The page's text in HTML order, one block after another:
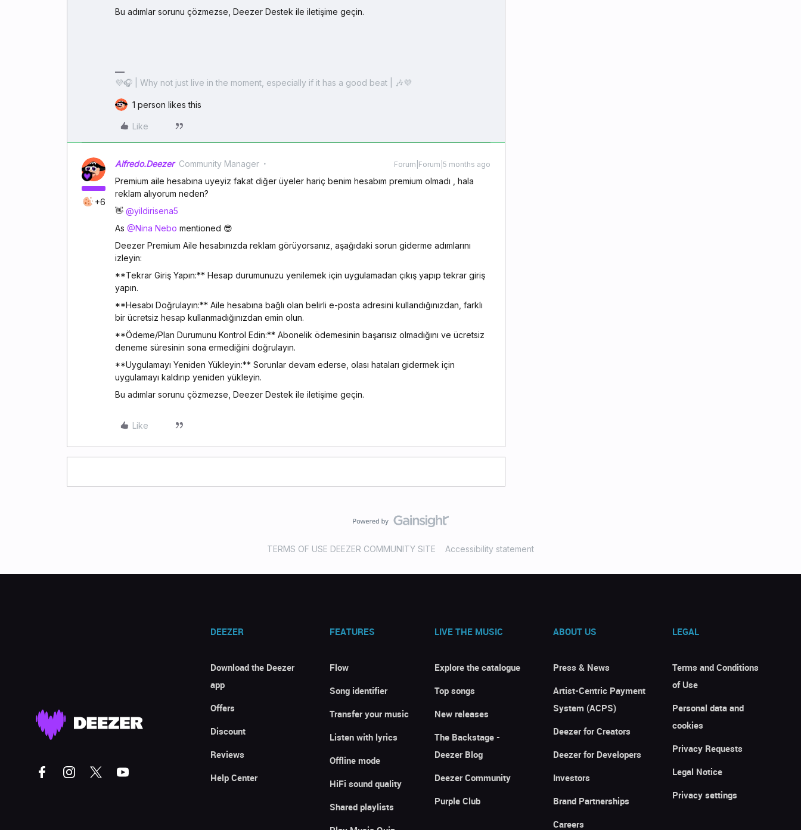
Bu adımlar sorunu çözmezse, Deezer Destek ile iletişime geçin.
💜🎧 | Why not just live in the moment, especially if it has a good beat | 🎶💜
1 person likes this
Like
+6
Alfredo.Deezer Community Manager Forum|Forum|5 months ago
Premium aile hesabına uyeyiz fakat diğer üyeler hariç benim hesabım premium olmadı , hala
reklam alıyorum neden?
👋 ​ @yildirisena5
As ​ @Nina Nebo mentioned 😎
Deezer Premium Aile hesabınızda reklam görüyorsanız, aşağıdaki sorun giderme adımlarını
izleyin:
**Tekrar Giriş Yapın:** Hesap durumunuzu yenilemek için uygulamadan çıkış yapıp tekrar giriş
yapın.
**Hesabı Doğrulayın:** Aile hesabına bağlı olan belirli e-posta adresini kullandığınızdan, farklı
bir ücretsiz hesap kullanmadığınızdan emin olun.
**Ödeme/Plan Durumunu Kontrol Edin:** Abonelik ödemesinin başarısız olmadığını ve ücretsiz
deneme süresinin sona ermediğini doğrulayın.
**Uygulamayı Yeniden Yükleyin:** Sorunlar devam ederse, olası hataları gidermek için
uygulamayı kaldırıp yeniden yükleyin.
Bu adımlar sorunu çözmezse, Deezer Destek ile iletişime geçin.
Like
TERMS OF USE DEEZER COMMUNITY SITE Accessibility statement
DEEZER
Download the Deezer
app
Offers
Discount
Reviews
Help Center
FEATURES
Flow
Song identifier
Transfer your music
Listen with lyrics
Offline mode
HiFi sound quality
Shared playlists
LIVE THE MUSIC
Explore the catalogue
Top songs
New releases
The Backstage -
Deezer Blog
Deezer Community
Purple Club
ABOUT US
Press & News
Artist-Centric Payment
System (ACPS)
Deezer for Creators
Deezer for Developers
Investors
Brand Partnerships
Careers
LEGAL
Terms and Conditions
of Use
Personal data and
cookies
Privacy Requests
Legal Notice
Privacy settings